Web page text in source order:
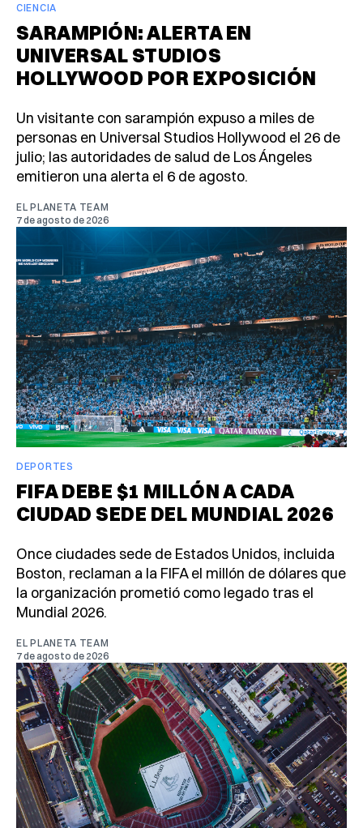
CIENCIA
SARAMPIÓN: ALERTA EN
UNIVERSAL STUDIOS
HOLLYWOOD POR EXPOSICIÓN
Un visitante con sarampión expuso a miles de
personas en Universal Studios Hollywood el 26 de
julio; las autoridades de salud de Los Ángeles
emitieron una alerta el 6 de agosto.
EL PLANETA TEAM
7 de agosto de 2026
DEPORTES
FIFA DEBE $1 MILLÓN A CADA
CIUDAD SEDE DEL MUNDIAL 2026
Once ciudades sede de Estados Unidos, incluida
Boston, reclaman a la FIFA el millón de dólares que
la organización prometió como legado tras el
Mundial 2026.
EL PLANETA TEAM
7 de agosto de 2026